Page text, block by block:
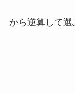
から逆算して選